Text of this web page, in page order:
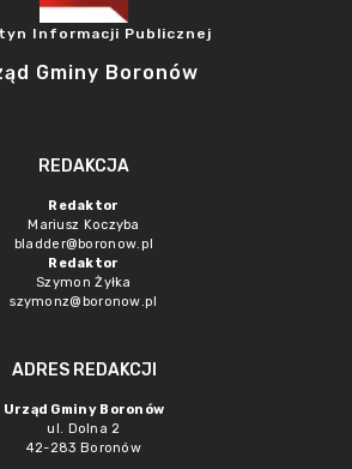
Informacji Publicznej
Gminy Boronów
REDAKCJA
Redaktor
Mariusz Koczyba
bladder@boronow.pl
Redaktor
Szymon Żyłka
szymonz@boronow.pl
ADRES REDAKCJI
Urząd Gminy Boronów
ul. Dolna 2
42-283 Boronów